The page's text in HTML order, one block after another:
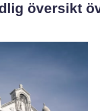
översikt